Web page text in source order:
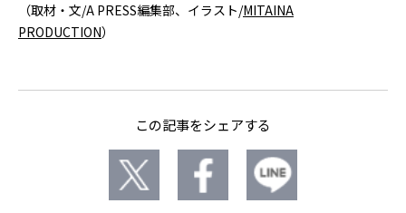
（取材・文/A PRESS編集部、イラスト/MITAINA
PRODUCTION）
この記事をシェアする